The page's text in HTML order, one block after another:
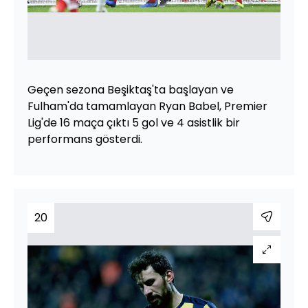
Geçen sezona Beşiktaş'ta başlayan ve
Fulham'da tamamlayan Ryan Babel, Premier
Lig'de 16 maça çıktı 5 gol ve 4 asistlik bir
performans gösterdi.
20